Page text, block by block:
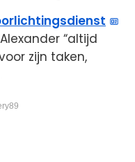
“altijd
zijn taken,